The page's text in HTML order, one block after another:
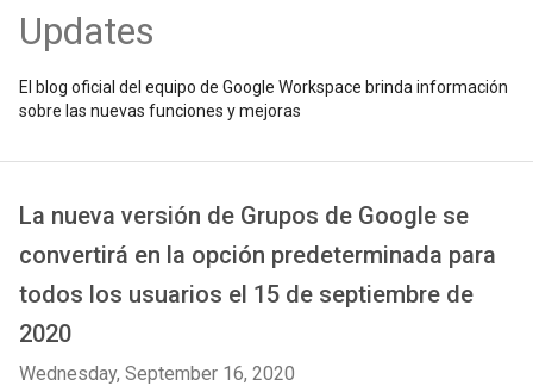
Updates
El blog oficial del equipo de Google Workspace brinda información
sobre las nuevas funciones y mejoras
La nueva versión de Grupos de Google se
convertirá en la opción predeterminada para
todos los usuarios el 15 de septiembre de
2020
Wednesday, September 16, 2020